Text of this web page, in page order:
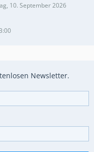
10. September 2026
Newsletter.